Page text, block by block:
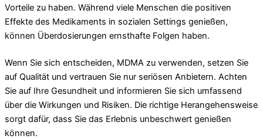
Vorteile zu haben. Während viele Menschen die positiven
Effekte des Medikaments in sozialen Settings genießen,
können Überdosierungen ernsthafte Folgen haben.
Wenn Sie sich entscheiden, MDMA zu verwenden, setzen Sie
auf Qualität und vertrauen Sie nur seriösen Anbietern. Achten
Sie auf Ihre Gesundheit und informieren Sie sich umfassend
über die Wirkungen und Risiken. Die richtige Herangehensweise
sorgt dafür, dass Sie das Erlebnis unbeschwert genießen
können.